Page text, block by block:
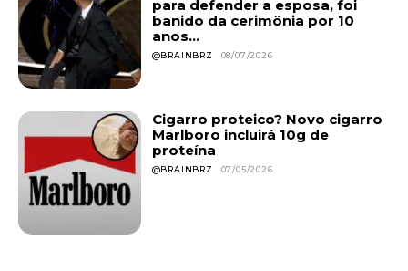
para defender a esposa, foi
banido da cerimônia por 10
anos...
@BRAINBRZ 08/07/2026
Cigarro proteico? Novo cigarro
Marlboro incluirá 10g de
proteína
@BRAINBRZ 07/05/2026